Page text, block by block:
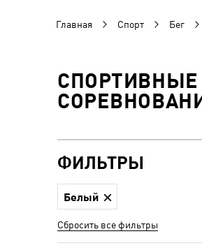
Главная Спорт Бег
СПОРТИВНЫЕ
ФИЛЬТРЫ
Белый
Сбросить все фильтры